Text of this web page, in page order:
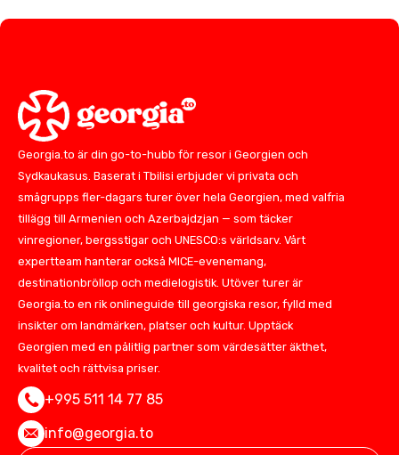
Georgia.to är din go-to-hubb för resor i Georgien och
Sydkaukasus. Baserat i Tbilisi erbjuder vi privata och
smågrupps fler-dagars turer över hela Georgien, med valfria
tillägg till Armenien och Azerbajdzjan — som täcker
vinregioner, bergsstigar och UNESCO:s världsarv. Vårt
expertteam hanterar också MICE-evenemang,
destinationbröllop och medielogistik. Utöver turer är
Georgia.to en rik onlineguide till georgiska resor, fylld med
insikter om landmärken, platser och kultur. Upptäck
Georgien med en pålitlig partner som värdesätter äkthet,
kvalitet och rättvisa priser.
+995 511 14 77 85
info@georgia.to